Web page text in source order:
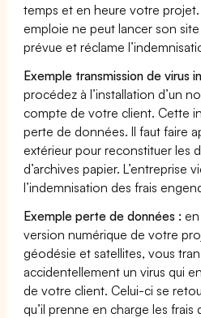
temps et en heure votre projet.
emploie ne peut lancer son
prévue et réclame
Exemple transmission de virus
procédez à l’installation d’un
compte de votre client. Cette
perte de données. Il faut faire
extérieur pour reconstituer les
d’archives papier. L’entreprise
l’indemnisation des frais
Exemple perte de données :
version numérique de votre
géodésie et satellites, vous
accidentellement un virus qui
de votre client. Celui-ci se
qu’il prenne en charge les frais